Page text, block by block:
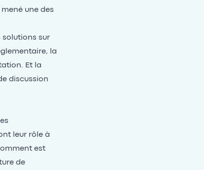
une des
solutions sur
la
Et la
discussion
leur rôle à
est
de